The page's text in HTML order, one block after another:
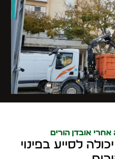
אובדן הורים
לסייע בפינוי